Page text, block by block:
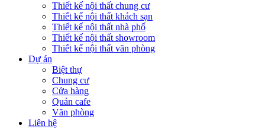
Thiết kế nội thất chung cư
Thiết kế nội thất khách sạn
Thiết kế nội thất nhà phố
Thiết kế nội thất showroom
Thiết kế nội thất văn phòng
Dự án
Biệt thự
Chung cư
Cửa hàng
Quán cafe
Văn phòng
Liên hệ